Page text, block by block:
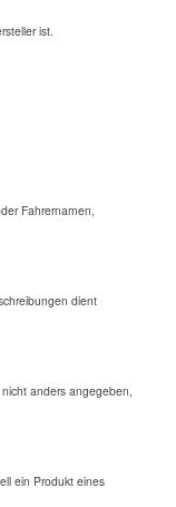
ist.
Fahrernamen,
dient
anders angegeben,
ein Produkt eines